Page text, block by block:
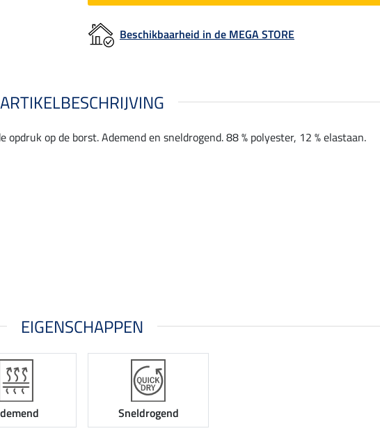
Beschikbaarheid in de MEGA STORE
ARTIKELBESCHRIJVING
op de borst. Ademend en sneldrogend. 88 % polyester, 12 % elastaan.
EIGENSCHAPPEN
Sneldrogend